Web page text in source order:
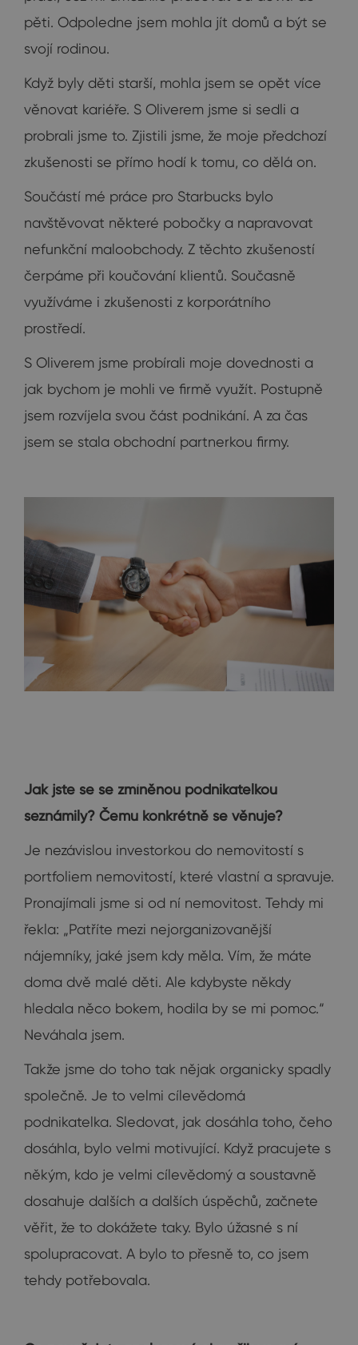
pěti. Odpoledne jsem mohla jít domů a být se
svojí rodinou.
Když byly děti starší, mohla jsem se opět více
věnovat kariéře. S Oliverem jsme si sedli a
probrali jsme to. Zjistili jsme, že moje předchozí
zkušenosti se přímo hodí k tomu, co dělá on.
Součástí mé práce pro Starbucks bylo
navštěvovat některé pobočky a napravovat
nefunkční maloobchody. Z těchto zkušeností
čerpáme při koučování klientů. Současně
využíváme i zkušenosti z korporátního
prostředí.
S Oliverem jsme probírali moje dovednosti a
jak bychom je mohli ve firmě využít. Postupně
jsem rozvíjela svou část podnikání. A za čas
jsem se stala obchodní partnerkou firmy.
Jak jste se se zmíněnou podnikatelkou
seznámily? Čemu konkrétně se věnuje?
Je nezávislou investorkou do nemovitostí s
portfoliem nemovitostí, které vlastní a spravuje.
Pronajímali jsme si od ní nemovitost. Tehdy mi
řekla: „Patříte mezi nejorganizovanější
nájemníky, jaké jsem kdy měla. Vím, že máte
doma dvě malé děti. Ale kdybyste někdy
hledala něco bokem, hodila by se mi pomoc.“
Neváhala jsem.
Takže jsme do toho tak nějak organicky spadly
společně. Je to velmi cílevědomá
podnikatelka. Sledovat, jak dosáhla toho, čeho
dosáhla, bylo velmi motivující. Když pracujete s
někým, kdo je velmi cílevědomý a soustavně
dosahuje dalších a dalších úspěchů, začnete
věřit, že to dokážete taky. Bylo úžasné s ní
spolupracovat. A bylo to přesně to, co jsem
tehdy potřebovala.